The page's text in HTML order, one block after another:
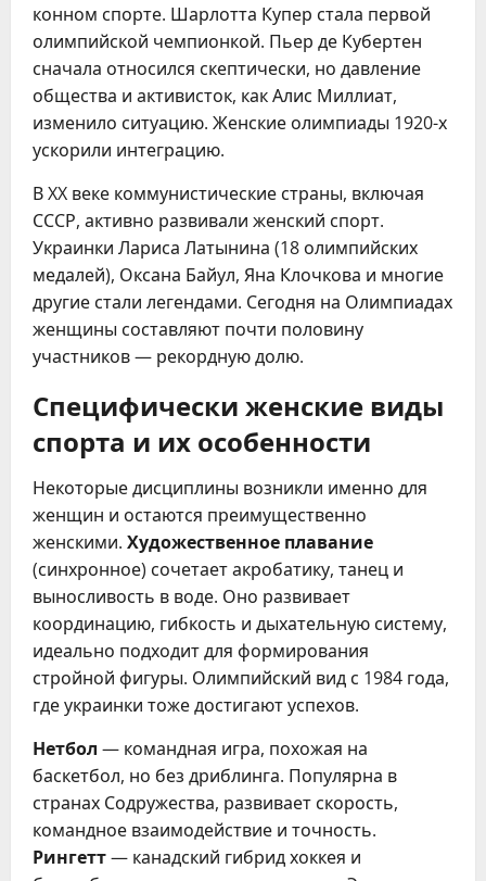
конном спорте. Шарлотта Купер стала первой
олимпийской чемпионкой. Пьер де Кубертен
сначала относился скептически, но давление
общества и активисток, как Алис Миллиат,
изменило ситуацию. Женские олимпиады 1920-х
ускорили интеграцию.
В XX веке коммунистические страны, включая
СССР, активно развивали женский спорт.
Украинки Лариса Латынина (18 олимпийских
медалей), Оксана Байул, Яна Клочкова и многие
другие стали легендами. Сегодня на Олимпиадах
женщины составляют почти половину
участников — рекордную долю.
Специфически женские виды
спорта и их особенности
Некоторые дисциплины возникли именно для
женщин и остаются преимущественно
женскими. Художественное плавание
(синхронное) сочетает акробатику, танец и
выносливость в воде. Оно развивает
координацию, гибкость и дыхательную систему,
идеально подходит для формирования
стройной фигуры. Олимпийский вид с 1984 года,
где украинки тоже достигают успехов.
Нетбол — командная игра, похожая на
баскетбол, но без дриблинга. Популярна в
странах Содружества, развивает скорость,
командное взаимодействие и точность.
Рингетт— канадский гибрид хоккея и